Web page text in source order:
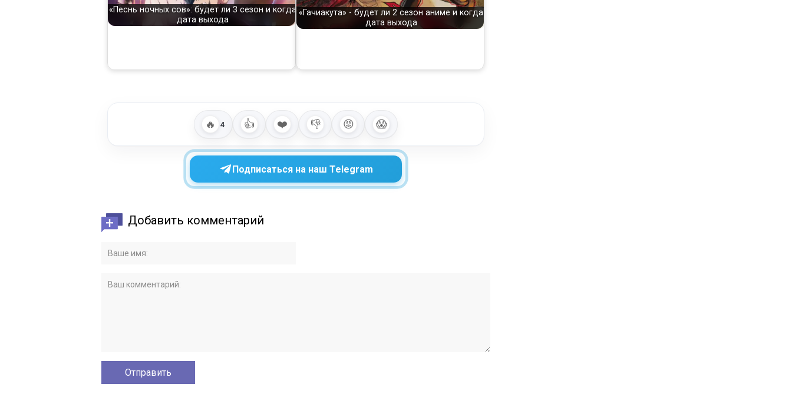
«Песнь ночных сов»: будет ли 3 сезон и когда
дата выхода
«Гачиакута» - будет ли 2 сезон аниме и когда
дата выхода
🔥 4 👍 ❤️ 👎 😡 😱
Подписаться на наш Telegram
Добавить комментарий